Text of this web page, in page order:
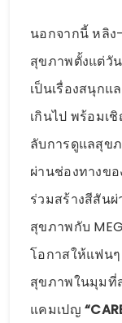
นอกจากนี้ หลิ
สุขภาพตั้งแต่วั
เป็นเรื่องสนุกแ
เกินไป พร้อมเ
ลับการดูแลสุข
ผ่านช่องทางข
ร่วมสร้างสีสัน
สุขภาพกับ
โอกาสให้แฟน
สุขภาพในมุมที่
แคมเปญ